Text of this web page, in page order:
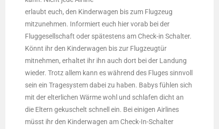
erlaubt euch, den Kinderwagen bis zum Flugzeug
mitzunehmen. Informiert euch hier vorab bei der
Fluggesellschaft oder spätestens am Check-in Schalter.
Könnt ihr den Kinderwagen bis zur Flugzeugtür
mitnehmen, erhaltet ihr ihn auch dort bei der Landung
wieder. Trotz allem kann es während des Fluges sinnvoll
sein ein Tragesystem dabei zu haben. Babys fühlen sich
mit der elterlichen Wärme wohl und schlafen dicht an
die Eltern gekuschelt schnell ein. Bei einigen Airlines
müsst ihr den Kinderwagen am Check-In-Schalter